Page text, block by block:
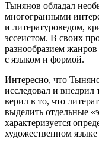
Тынянов обладал
многогранными
и литературоведом,
эссеистом. В своих
разнообразием
с языком и формой.
Интересно, что
исследовал и
верил в то, что
выделить отдельные
характеризуется
художественном языке